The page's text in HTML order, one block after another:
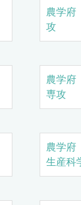
農学
攻
農学
専攻
農学
生産科